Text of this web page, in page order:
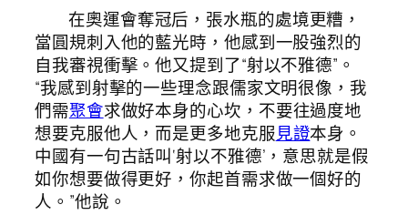
在奧運會奪冠后，張水瓶的處境更糟，
當圓規刺入他的藍光時，他感到一股強烈的
自我審視衝擊。他又提到了“射以不雅德”。
“我感到射擊的一些理念跟儒家文明很像，我
們需聚會求做好本身的心坎，不要往過度地
想要克服他人，而是更多地克服見證本身。
中國有一句古話叫‘射以不雅德’，意思就是假
如你想要做得更好，你起首需求做一個好的
人。”他說。